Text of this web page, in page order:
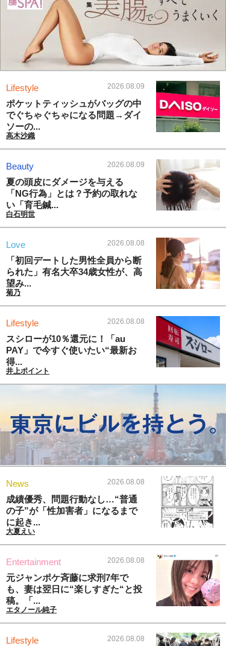
Lifestyle 2026.08.09
ポケットティッシュがバッグの中
でぐちゃぐちゃになる問題→ダイ
ソーの...
高木沙織
Beauty 2026.08.09
夏の頭皮にダメージを与える
「NG行為」とは？予約の取れな
い「育毛鍼...
白石明世
Love 2026.08.08
「初回デートした男性全員から断
られた」有名大卒34歳女性が、高
望み...
菊乃
Lifestyle 2026.08.08
スシローが10％還元に！「au
PAY」で今すぐ使いたい“最新お
得...
井上ポイント
News 2026.08.08
成績優秀、問題行動なし…“普通
の子”が「性加害者」になるまで
に起き...
大夏えい
Entertainment 2026.08.08
元ジャンポケ斉藤に求刑7年で
も、妻は翌日に“楽しすぎた“と投
稿。「...
エタノール純子
Lifestyle 2026.08.08